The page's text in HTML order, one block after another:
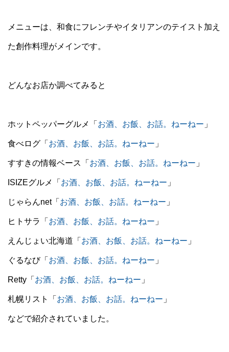
メニューは、和食にフレンチやイタリアンのテイスト加え
た創作料理がメインです。
どんなお店か調べてみると
ホットペッパーグルメ「 お酒、お飯、お話。ねーねー 」
食べログ「 お酒、お飯、お話。ねーねー 」
すすきの情報ベース「 お酒、お飯、お話。ねーねー 」
ISIZEグルメ「 お酒、お飯、お話。ねーねー 」
じゃらんnet「 お酒、お飯、お話。ねーねー 」
ヒトサラ「 お酒、お飯、お話。ねーねー 」
えんじょい北海道「 お酒、お飯、お話。ねーねー 」
ぐるなび「 お酒、お飯、お話。ねーねー 」
Retty「 お酒、お飯、お話。ねーねー 」
札幌リスト「 お酒、お飯、お話。ねーねー 」
などで紹介されていました。